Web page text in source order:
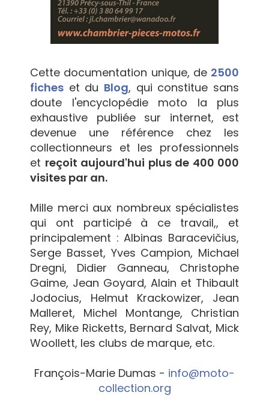
Cette documentation unique, de 2500
fiches et du Blog, qui constitue sans
doute l'encyclopédie moto la plus
exhaustive publiée sur internet, est
devenue une référence chez les
collectionneurs et les professionnels
et reçoit aujourd'hui plus de 400 000
visites par an.
Mille merci aux nombreux spécialistes
qui ont participé à ce travail,, et
principalement : Albinas Baracevičius,
Serge Basset, Yves Campion, Michael
Dregni, Didier Ganneau, Christophe
Gaime, Jean Goyard, Alain et Thibault
Jodocius, Helmut Krackowizer, Jean
Malleret, Michel Montange, Christian
Rey, Mike Ricketts, Bernard Salvat, Mick
Woollett, les clubs de marque, etc.
François-Marie Dumas - info@moto-
collection.org